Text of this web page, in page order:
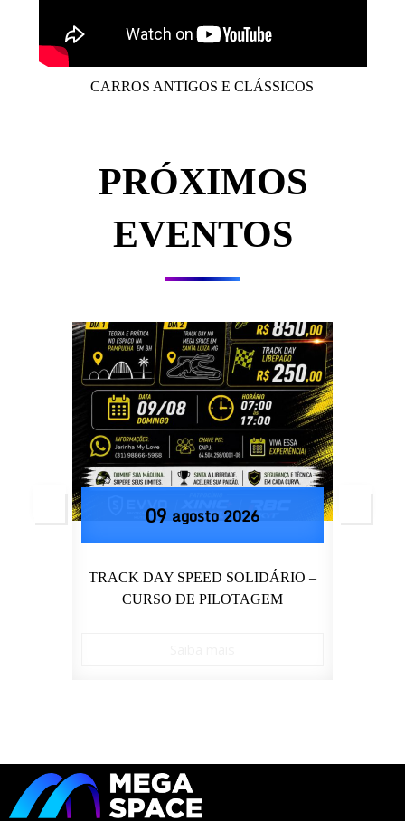
CARROS ANTIGOS E CLÁSSICOS
PRÓXIMOS
EVENTOS
09 agosto 2026
TRACK DAY SPEED SOLIDÁRIO –
CURSO DE PILOTAGEM